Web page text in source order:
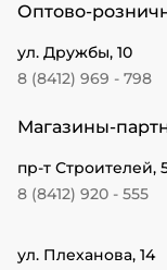
Оптово-
ул. Дружбы, 10
8 (8412) 969 - 798
Магазины-
пр-т Строителей,
8 (8412) 920 - 555
ул. Плеханова, 14